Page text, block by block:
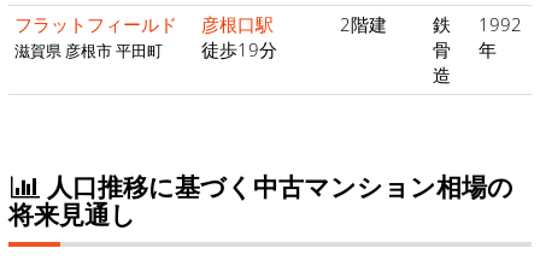
フラットフィールド
滋賀県 彦根市 平田町
彦根口駅
徒歩19分
2階建
鉄
骨
造
1992
年
人口推移に基づく中古マンション相場の
将来見通し